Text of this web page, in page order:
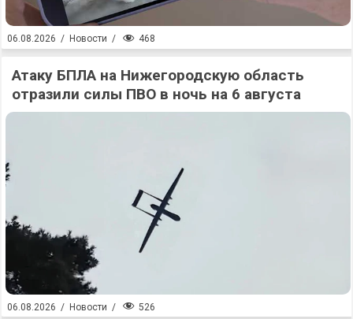
06.08.2026 / Новости / 468
Атаку БПЛА на Нижегородскую область
отразили силы ПВО в ночь на 6 августа
06.08.2026 / Новости / 526